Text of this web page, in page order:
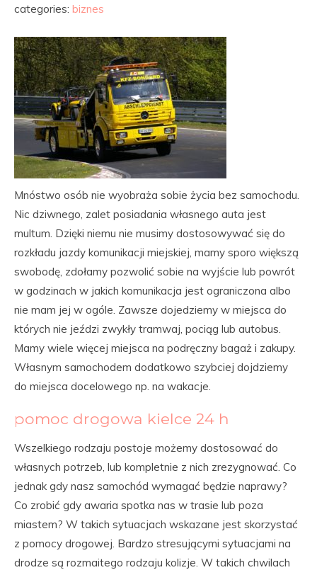
categories: biznes
Mnóstwo osób nie wyobraża sobie życia bez samochodu.
Nic dziwnego, zalet posiadania własnego auta jest
multum. Dzięki niemu nie musimy dostosowywać się do
rozkładu jazdy komunikacji miejskiej, mamy sporo większą
swobodę, zdołamy pozwolić sobie na wyjście lub powrót
w godzinach w jakich komunikacja jest ograniczona albo
nie mam jej w ogóle. Zawsze dojedziemy w miejsca do
których nie jeździ zwykły tramwaj, pociąg lub autobus.
Mamy wiele więcej miejsca na podręczny bagaż i zakupy.
Własnym samochodem dodatkowo szybciej dojdziemy
do miejsca docelowego np. na wakacje.
pomoc drogowa kielce 24 h
Wszelkiego rodzaju postoje możemy dostosować do
własnych potrzeb, lub kompletnie z nich zrezygnować. Co
jednak gdy nasz samochód wymagać będzie naprawy?
Co zrobić gdy awaria spotka nas w trasie lub poza
miastem? W takich sytuacjach wskazane jest skorzystać
z pomocy drogowej. Bardzo stresującymi sytuacjami na
drodze są rozmaitego rodzaju kolizje. W takich chwilach